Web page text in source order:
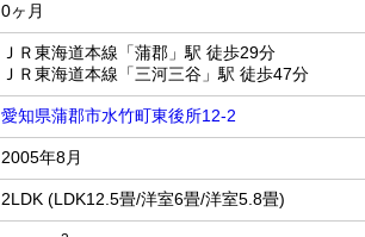
0ヶ月
ＪＲ東海道本線「蒲郡」駅 徒歩29分
ＪＲ東海道本線「三河三谷」駅 徒歩47分
愛知県蒲郡市水竹町東後所12-2
2005年8月
2LDK (LDK12.5畳/洋室6畳/洋室5.8畳)